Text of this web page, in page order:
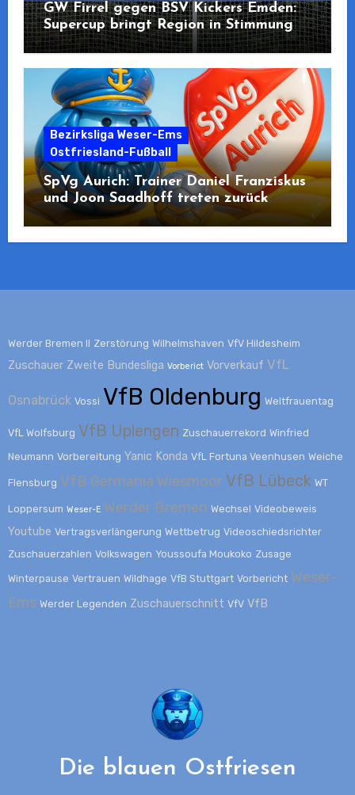
GW Firrel gegen BSV Kickers Emden:
Supercup bringt Region in Stimmung
Bezirksliga Weser-Ems
Ostfriesland-Fußball
SpVg Aurich: Trainer Daniel Franziskus
und Joon Saadhoff treten zurück
Werder Bremen II Zerstörung Wilhelmshaven VfV Hildesheim
Zuschauer Zweite Bundesliga Vorberict Vorverkauf VfL
Osnabrück Vossi VfB Oldenburg Weltfrauentag
VfL Wolfsburg VfB Uplengen Zuschauerrekord Winfried
Neumann Vorbereitung Yanic Konda VfL Fortuna Veenhusen Weiche
Flensburg VfB Germania Wiesmoor VfB Lübeck WT
Loppersum Weser-E Werder Bremen Wechsel Videobeweis
Youtube Vertragsverlängerung Wettbetrug Videoschiedsrichter
Zuschauerzahlen Volkswagen Youssoufa Moukoko Zusage
Winterpause Vertrauen Wildhage VfB Stuttgart Vorbericht Weser-
Ems Werder Legenden Zuschauerschnitt VfV VfB
Die blauen Ostfriesen